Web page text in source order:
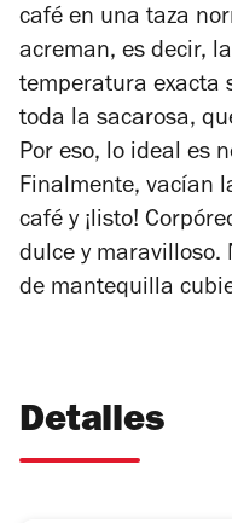
café en una taza
acreman, es decir,
temperatura exacta
toda la sacarosa,
Por eso, lo ideal es
Finalmente, vacían
café y ¡listo!
dulce y maravilloso.
de mantequilla
Detalles